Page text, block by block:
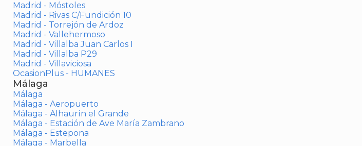
Madrid - Móstoles
Madrid - Rivas C/Fundición 10
Madrid - Torrejón de Ardoz
Madrid - Vallehermoso
Madrid - Villalba Juan Carlos I
Madrid - Villalba P29
Madrid - Villaviciosa
OcasionPlus - HUMANES
Málaga
Málaga
Málaga - Aeropuerto
Málaga - Alhaurín el Grande
Málaga - Estación de Ave María Zambrano
Málaga - Estepona
Málaga - Marbella